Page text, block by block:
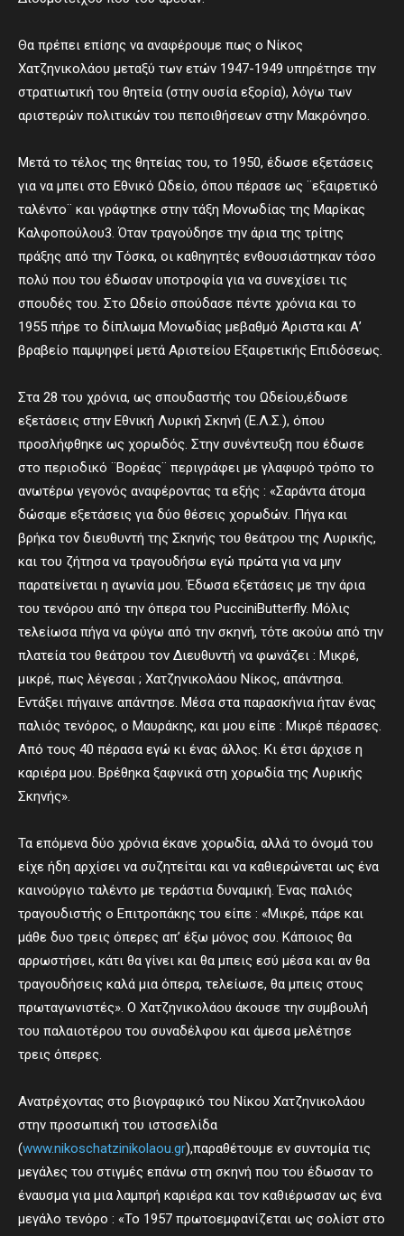
Θα πρέπει επίσης να αναφέρουμε πως ο Νίκος
Χατζηνικολάου μεταξύ των ετών 1947-1949 υπηρέτησε την
στρατιωτική του θητεία (στην ουσία εξορία), λόγω των
αριστερών πολιτικών του πεποιθήσεων στην Μακρόνησο.
Μετά το τέλος της θητείας του, το 1950, έδωσε εξετάσεις
για να μπει στο Εθνικό Ωδείο, όπου πέρασε ως ¨εξαιρετικό
ταλέντο¨ και γράφτηκε στην τάξη Μονωδίας της Μαρίκας
Καλφοπούλου3. Όταν τραγούδησε την άρια της τρίτης
πράξης από την Τόσκα, οι καθηγητές ενθουσιάστηκαν τόσο
πολύ που του έδωσαν υποτροφία για να συνεχίσει τις
σπουδές του. Στο Ωδείο σπούδασε πέντε χρόνια και το
1955 πήρε το δίπλωμα Μονωδίας μεβαθμό Άριστα και Α’
βραβείο παμψηφεί μετά Αριστείου Εξαιρετικής Επιδόσεως.
Στα 28 του χρόνια, ως σπουδαστής του Ωδείου,έδωσε
εξετάσεις στην Εθνική Λυρική Σκηνή (Ε.Λ.Σ.), όπου
προσλήφθηκε ως χορωδός. Στην συνέντευξη που έδωσε
στο περιοδικό ¨Βορέας¨ περιγράφει με γλαφυρό τρόπο το
ανωτέρω γεγονός αναφέροντας τα εξής : «Σαράντα άτομα
δώσαμε εξετάσεις για δύο θέσεις χορωδών. Πήγα και
βρήκα τον διευθυντή της Σκηνής του θεάτρου της Λυρικής,
και του ζήτησα να τραγουδήσω εγώ πρώτα για να μην
παρατείνεται η αγωνία μου. Έδωσα εξετάσεις με την άρια
του τενόρου από την όπερα του PucciniButterfly. Μόλις
τελείωσα πήγα να φύγω από την σκηνή, τότε ακούω από την
πλατεία του θεάτρου τον Διευθυντή να φωνάζει : Μικρέ,
μικρέ, πως λέγεσαι ; Χατζηνικολάου Νίκος, απάντησα.
Εντάξει πήγαινε απάντησε. Μέσα στα παρασκήνια ήταν ένας
παλιός τενόρος, ο Μαυράκης, και μου είπε : Μικρέ πέρασες.
Από τους 40 πέρασα εγώ κι ένας άλλος. Κι έτσι άρχισε η
καριέρα μου. Βρέθηκα ξαφνικά στη χορωδία της Λυρικής
Σκηνής».
Τα επόμενα δύο χρόνια έκανε χορωδία, αλλά το όνομά του
είχε ήδη αρχίσει να συζητείται και να καθιερώνεται ως ένα
καινούργιο ταλέντο με τεράστια δυναμική. Ένας παλιός
τραγουδιστής ο Επιτροπάκης του είπε : «Μικρέ, πάρε και
μάθε δυο τρεις όπερες απ’ έξω μόνος σου. Κάποιος θα
αρρωστήσει, κάτι θα γίνει και θα μπεις εσύ μέσα και αν θα
τραγουδήσεις καλά μια όπερα, τελείωσε, θα μπεις στους
πρωταγωνιστές». Ο Χατζηνικολάου άκουσε την συμβουλή
του παλαιοτέρου του συναδέλφου και άμεσα μελέτησε
τρεις όπερες.
Ανατρέχοντας στο βιογραφικό του Νίκου Χατζηνικολάου
στην προσωπική του ιστοσελίδα
(www.nikoschatzinikolaou.gr),παραθέτουμε εν συντομία τις
μεγάλες του στιγμές επάνω στη σκηνή που του έδωσαν το
έναυσμα για μια λαμπρή καριέρα και τον καθιέρωσαν ως ένα
μεγάλο τενόρο : «Το 1957 πρωτοεμφανίζεται ως σολίστ στο